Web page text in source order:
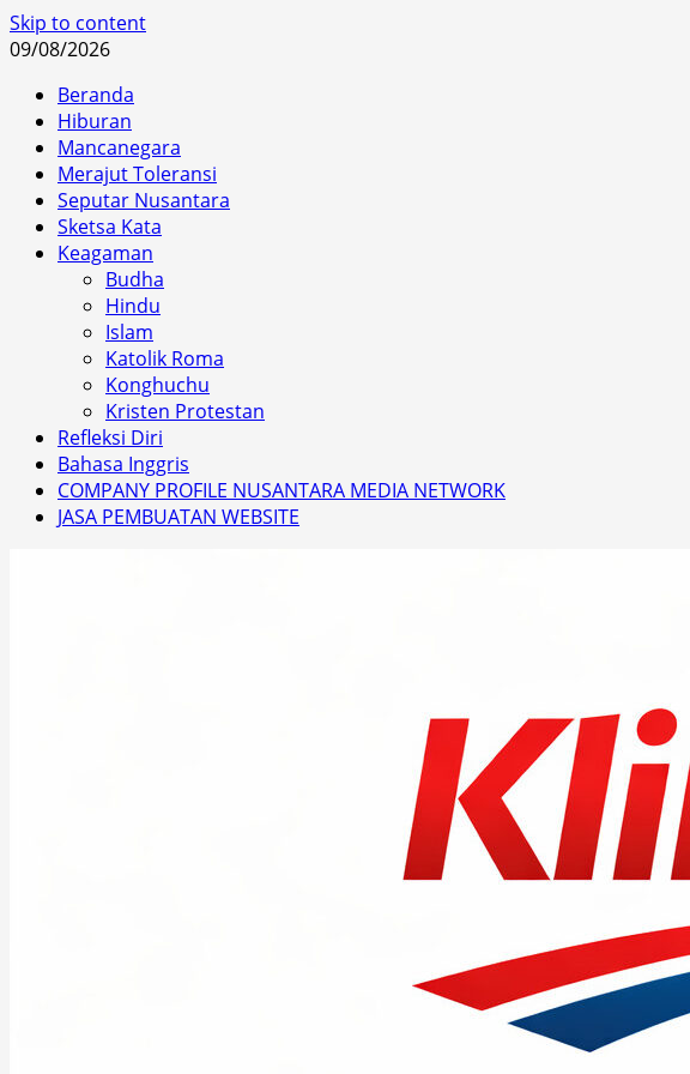
Skip to content
09/08/2026
Beranda
Hiburan
Mancanegara
Merajut Toleransi
Seputar Nusantara
Sketsa Kata
Keagaman
Budha
Hindu
Islam
Katolik Roma
Konghuchu
Kristen Protestan
Refleksi Diri
Bahasa Inggris
COMPANY PROFILE NUSANTARA MEDIA NETWORK
JASA PEMBUATAN WEBSITE